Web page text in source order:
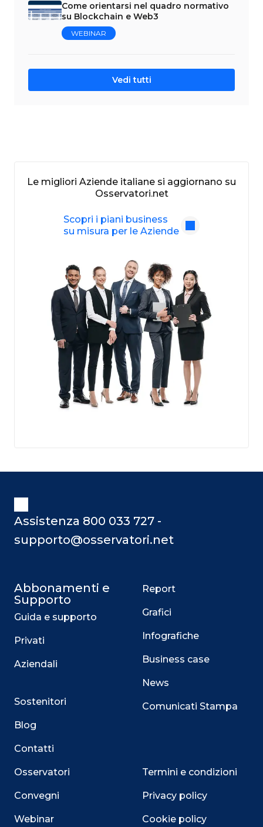
Come orientarsi nel quadro normativo
su Blockchain e Web3
WEBINAR
Vedi tutti
Le migliori Aziende italiane si aggiornano su
Osservatori.net
Scopri i piani business
su misura per le Aziende
Assistenza 800 033 727 -
supporto@osservatori.net
Abbonamenti e
Supporto
Guida e supporto
Privati
Aziendali
Sostenitori
Blog
Contatti
Osservatori
Convegni
Webinar
Report
Grafici
Infografiche
Business case
News
Comunicati Stampa
Termini e condizioni
Privacy policy
Cookie policy